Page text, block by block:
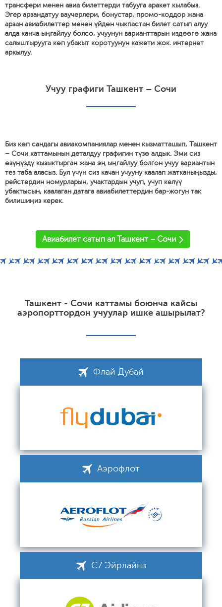
трансфери менен авиа билеттерди табууга аракет кылабыз.
Эгер арзандатуу ваучерлери, бонустар, промо-коддор жана
арзан авиабилеттер менен үйдөн чыкпастан билет сатып алуу
алда канча ыңгайлуу болсо, учуунун варианттарын издөөгө жана
салыштырууга көп убакыт коротуунун кажети жок. интернет
аркылуу.
Учуу графиги Ташкент – Сочи
Биз көп сандагы авиакомпаниялар менен кызматташып, Ташкент
– Сочи каттамынын деталдуу графигин түзө алдык. Эми сиз
өзүңүздү кызыктырган жана эң ыңгайлуу болгон учуу вариантын
тез таба аласыз. Бул үчүн сиз качан учууну каалап жатканыңызды,
рейстердин номурларын, учактардын учуп, учуп келүү
убактысын, каалаган датага авиабилеттердин бар-жогун так
билишиңиз керек.
'
Авиабилет сатып ал Ташкент – Сочи
Ташкент - Сочи каттамы боюнча кайсы
аэропорттордон учуулар ишке ашырылат?
Флай Дубай
Аэрофлот
С7 Эйрлайнз